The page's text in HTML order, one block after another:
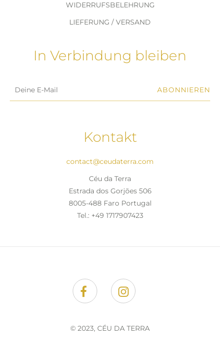
WIDERRUFSBELEHRUNG
LIEFERUNG / VERSAND
In Verbindung bleiben
ABONNIEREN
Kontakt
contact@ceudaterra.com
Céu da Terra
Estrada dos Gorjões 506
8005-488 Faro Portugal
Tel.: +49 1717907423
Facebook
© 2023, CÉU DA TERRA